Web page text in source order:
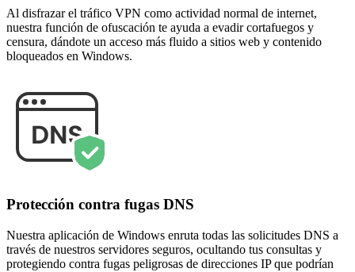
Al disfrazar el tráfico VPN como actividad normal de internet,
nuestra función de ofuscación te ayuda a evadir cortafuegos y
censura, dándote un acceso más fluido a sitios web y contenido
bloqueados en Windows.
Protección contra fugas DNS
Nuestra aplicación de Windows enruta todas las solicitudes DNS a
través de nuestros servidores seguros, ocultando tus consultas y
protegiendo contra fugas peligrosas de direcciones IP que podrían